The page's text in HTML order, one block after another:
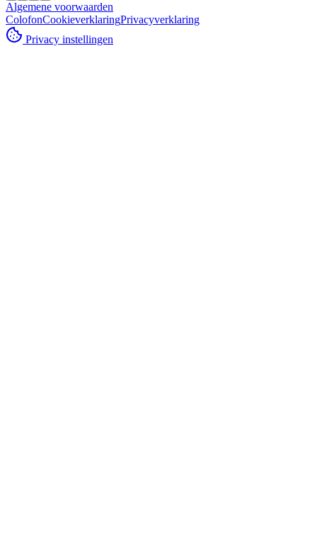
Algemene voorwaarden
ColofonCookieverklaringPrivacyverklaring
Privacy instellingen